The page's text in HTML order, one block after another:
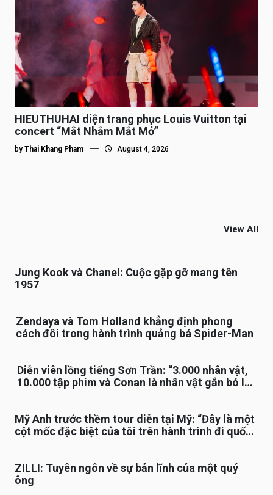
HIEUTHUHAI diện trang phục Louis Vuitton tại
concert “Mắt Nhắm Mắt Mở”
by Thai Khang Pham August 4, 2026
View All
Jung Kook và Chanel: Cuộc gặp gỡ mang tên
1957
Zendaya và Tom Holland khẳng định phong
cách đôi trong hành trình quảng bá Spider-Man
Diễn viên lồng tiếng Sơn Trần: “3.000 nhân vật,
10.000 tập phim và Conan là nhân vật gắn bó lâu
Mỹ Anh trước thềm tour diễn tại Mỹ: “Đây là một
cột mốc đặc biệt của tôi trên hành trình đi quốc
ZILLI: Tuyên ngôn về sự bản lĩnh của một quý
ông